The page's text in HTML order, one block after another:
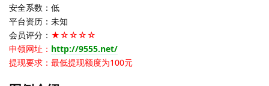
安全系数：低
平台资历：未知
会员评分： ★☆☆☆☆
申领网址： http://9555.net/
提现要求：最低提现额度为100元